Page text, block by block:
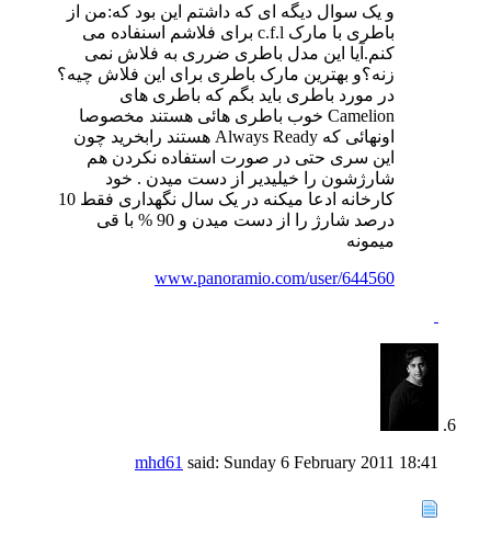
و یک سوال دیگه ای که داشتم این بود که:من از
باطری با مارک c.f.l برای فلاشم اسنفاده می
کنم.آیا این مدل باطری ضرری به فلاش نمی
زنه؟و بهترین مارک باطری برای این فلاش چیه؟
در مورد باطری باید بگم که باطری های
Camelion خوب باطری هائی هستند مخصوصا
اونهائی که Always Ready هستند رابخرید چون
این سری حتی در صورت استفاده نکردن هم
شارژشون را خیلیدیر از دست میدن . خود
کارخانه ادعا میکنه در یک سال نگهداری فقط 10
درصد شارژ را از دست میدن و 90 % با قی
میمونه
www.panoramio.com/user/644560
mhd61 said: Sunday 6 February 2011 18:41